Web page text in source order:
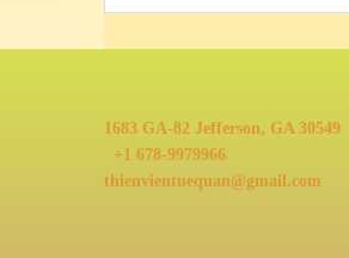
1683 GA-82 Jefferson, GA 30549
+1 678-9979966
thienvientuequan@gmail.com